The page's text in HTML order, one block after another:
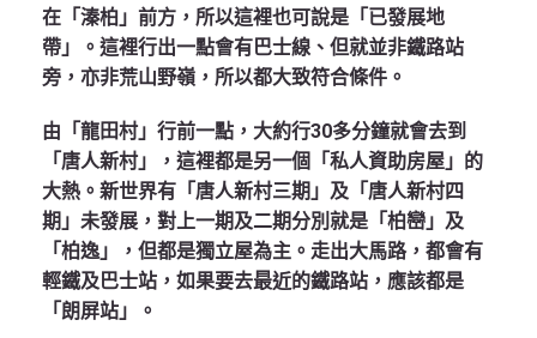
在「溱柏」前方，所以這裡也可說是「已發展地
帶」。這裡行出一點會有巴士線、但就並非鐵路站
旁，亦非荒山野嶺，所以都大致符合條件。
由「龍田村」行前一點，大約行30多分鐘就會去到
「唐人新村」，這裡都是另一個「私人資助房屋」的
大熱。新世界有「唐人新村三期」及「唐人新村四
期」未發展，對上一期及二期分別就是「柏巒」及
「柏逸」，但都是獨立屋為主。走出大馬路，都會有
輕鐵及巴士站，如果要去最近的鐵路站，應該都是
「朗屏站」。